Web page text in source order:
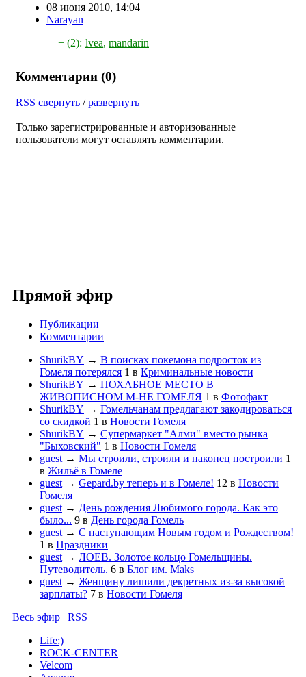
08 июня 2010, 14:04
Narayan
+ (2): lvea, mandarin
Комментарии (0)
RSS свернуть /развернуть
Только зарегистрированные и авторизованные
пользователи могут оставлять комментарии.
Прямой эфир
Публикации
Комментарии
ShurikBY → В поисках покемона подросток из
Гомеля потерялся 1 в Криминальные новости
ShurikBY → ПОХАБНОЕ МЕСТО В
ЖИВОПИСНОМ М-НЕ ГОМЕЛЯ 1 в Фотофакт
ShurikBY → Гомельчанам предлагают закодироваться
со скидкой 1 в Новости Гомеля
ShurikBY → Супермаркет "Алми" вместо рынка
"Быховский" 1 в Новости Гомеля
guest → Мы строили, строили и наконец построили 1
в Жильё в Гомеле
guest → Gepard.by теперь и в Гомеле! 12 в Новости
Гомеля
guest → День рождения Любимого города. Как это
было... 9 в День города Гомель
guest → С наступающим Новым годом и Рождеством!
1 в Праздники
guest → ЛОЕВ. Золотое кольцо Гомельщины.
Путеводитель. 6 в Блог им. Maks
guest → Женщину лишили декретных из-за высокой
зарплаты? 7 в Новости Гомеля
Весь эфир | RSS
Life:)
ROCK-CENTER
Velcom